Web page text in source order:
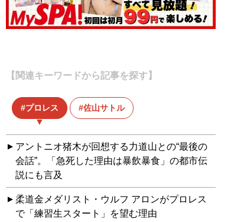
【関連キーワードから記事を探す】
プロレス 佐山サトル
アントニオ猪木が回想する力道山との“最後の
会話”。「急死した理由は暴飲暴食」の都市伝
説にも言及
柔道金メダリスト・ウルフ アロンがプロレス
で「練習生スタート」を望む理由